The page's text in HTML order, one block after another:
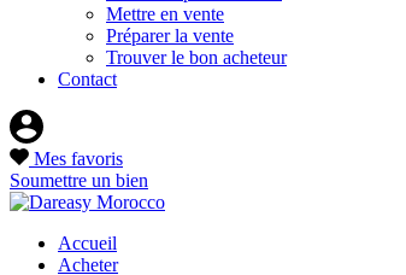
Mettre en vente
Préparer la vente
Trouver le bon acheteur
Contact
Mes favoris
Soumettre un bien
Accueil
Acheter